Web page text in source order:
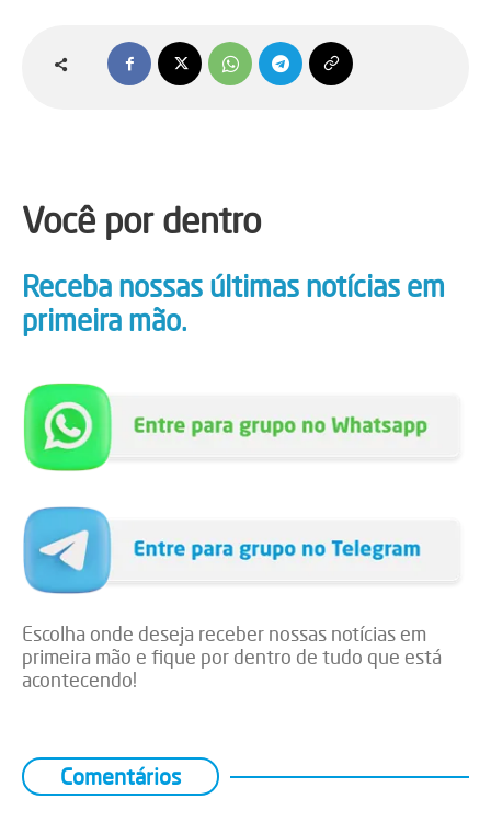
Você por dentro
Receba nossas últimas notícias em
primeira mão.
Escolha onde deseja receber nossas notícias em
primeira mão e fique por dentro de tudo que está
acontecendo!
Comentários